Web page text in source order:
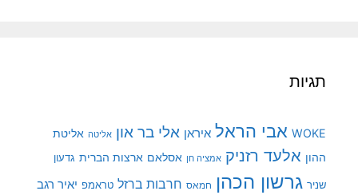
תגיות
WOKE אבי הראל איראן אלי בר און אליטה אליטת
ההון אלעד רזניק אמציה חן אסלאם ארצות הברית גדעון
שניר גרשון הכהן חמאס חרבות ברזל טראמפ יאיר רגב